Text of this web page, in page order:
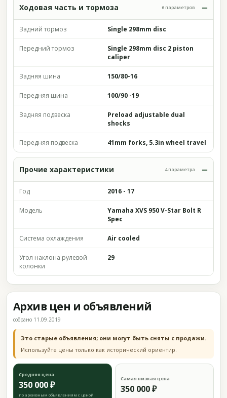
Ходовая часть и тормоза 6 параметров
Задний тормоз Single 298mm disc
Передний тормоз
Single 298mm disc 2 piston
caliper
Задняя шина 150/80-16
Передняя шина 100/90 -19
Задняя подвеска
Preload adjustable dual
shocks
Передняя подвеска 41mm forks, 5.3in wheel travel
Прочие характеристики 4 параметра
Год 2016 - 17
Модель
Yamaha XVS 950 V-Star Bolt R
Spec
Система охлаждения Air cooled
Угол наклона рулевой
колонки
29
Архив цен и объявлений
собрано 11.09.2019
Это старые объявления; они могут быть сняты с продажи.
Используйте цены только как исторический ориентир.
Средняя цена
350 000 ₽
по архивным объявлениям с ценой
Самая низкая цена
350 000 ₽